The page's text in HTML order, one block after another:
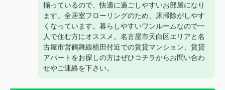
揃っているので、快適に過ごしやすいお部屋になり
ます。全居室フローリングのため、床掃除がしやす
くなっています。暮らしやすいワンルームなので一
人で住む方にオススメ。名古屋市天白区エリアと名
古屋市営鶴舞線植田付近での賃貸マンション、賃貸
アパートをお探しの方はぜひコチラからお問い合わ
せやご連絡を下さい。